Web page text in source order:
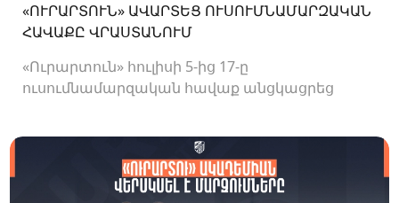
«ՈՒՐԱՐՏՈՒՆ» ԱՎԱՐՏԵՑ ՈՒՍՈՒՄՆԱՄԱՐԶԱԿԱՆ
ՀԱՎԱՔԸ ՎՐԱՍՏԱՆՈՒՄ
«Ուրարտուն» հուլիսի 5-ից 17-ը
ուսումնամարզական հավաք անցկացրեց